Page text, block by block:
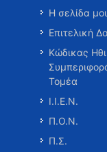
Η σελίδα
Επιτελική
Κώδικας
Τομέα
Ι.Ι.Ε.Ν.
Π.Ο.Ν.
Π.Σ.